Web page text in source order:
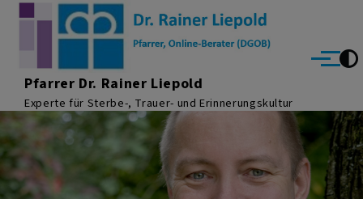
Direkt zum Inhalt
Pfarrer Dr. Rainer Liepold
Experte für Sterbe-, Trauer- und Erinnerungskultur
Menü